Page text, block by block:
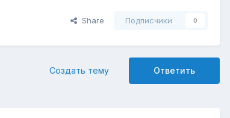
Share Подписчики 0
Ответить
Создать тему